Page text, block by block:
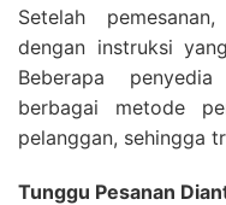
Setelah
dengan instruksi
Beberapa
berbagai metode
pelanggan, sehingga
Tunggu Pesanan